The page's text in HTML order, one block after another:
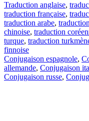
Traduction anglaise,
traduction française,
traduction arabe,
chinoise, traduction
turque, traduction
finnoise
Conjugaison espagnole,
allemande, Conjugaison
Conjugaison russe,